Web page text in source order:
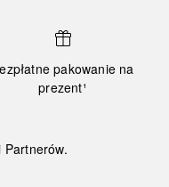
pakowanie na
prezent¹